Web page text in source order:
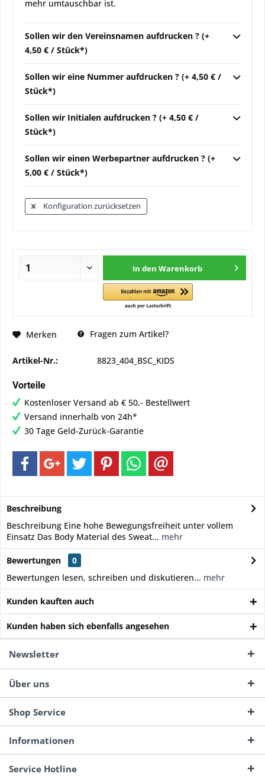
mehr umtauschbar ist.
Sollen wir den Vereinsnamen aufdrucken ? (+
4,50 € / Stück*)
Sollen wir eine Nummer aufdrucken ? (+ 4,50 € /
Stück*)
Sollen wir Initialen aufdrucken ? (+ 4,50 € /
Stück*)
Sollen wir einen Werbepartner aufdrucken ? (+
5,00 € / Stück*)
Konfiguration zurücksetzen
In den Warenkorb
Merken Fragen zum Artikel?
Artikel-Nr.: 8823_404_BSC_KIDS
Vorteile
Kostenloser Versand ab € 50,- Bestellwert
Versand innerhalb von 24h*
30 Tage Geld-Zurück-Garantie
Beschreibung
Beschreibung Eine hohe Bewegungsfreiheit unter vollem
Einsatz Das Body Material des Sweat... mehr
Bewertungen
0
Bewertungen lesen, schreiben und diskutieren... mehr
Kunden kauften auch
Kunden haben sich ebenfalls angesehen
Newsletter
Über uns
Shop Service
Informationen
Service Hotline